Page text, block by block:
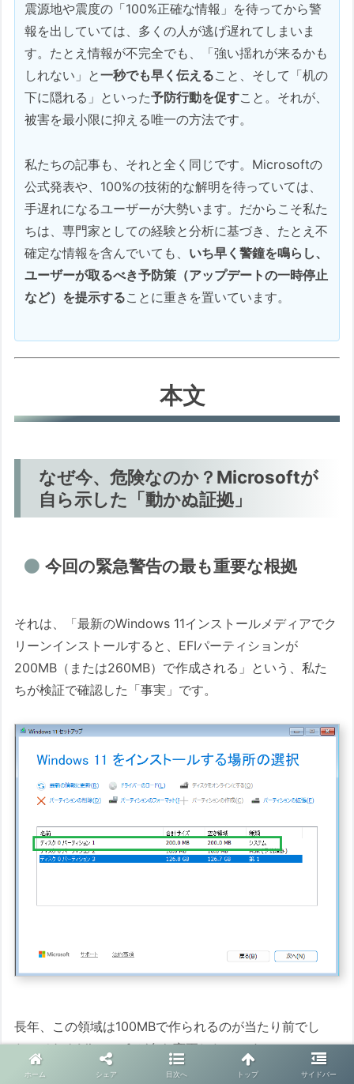
震源地や震度の「100%正確な情報」を待ってから警
報を出していては、多くの人が逃げ遅れてしまいま
す。たとえ情報が不完全でも、「強い揺れが来るかも
しれない」と一秒でも早く伝えること、そして「机の
下に隠れる」といった予防行動を促すこと。それが、
被害を最小限に抑える唯一の方法です。
私たちの記事も、それと全く同じです。Microsoftの
公式発表や、100%の技術的な解明を待っていては、
手遅れになるユーザーが大勢います。だからこそ私た
ちは、専門家としての経験と分析に基づき、たとえ不
確定な情報を含んでいても、 いち早く警鐘を鳴らし、
ユーザーが取るべき予防策（アップデートの一時停止
など）を提示することに重きを置いています。
本文
なぜ今、危険なのか？Microsoftが
自ら示した「動かぬ証拠」
今回の緊急警告の最も重要な根拠
それは、「最新のWindows 11インストールメディアでク
リーンインストールすると、EFIパーティションが
200MB（または260MB）で作成される」という、私た
ちが検証で確認した「事実」です。
長年、この領域は100MBで作られるのが当たり前でし
た。それをMicrosoftが自ら変更したのです。
ホーム シェア 目次へ トップ サイドバー